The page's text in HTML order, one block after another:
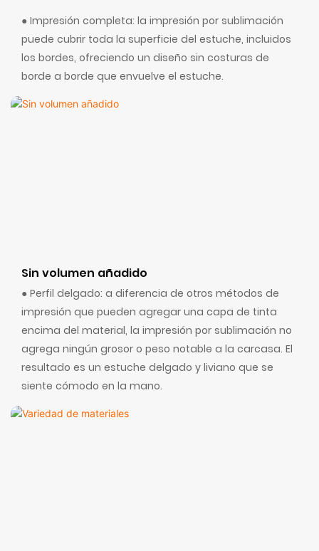
● Impresión completa: la impresión por sublimación
puede cubrir toda la superficie del estuche, incluidos
los bordes, ofreciendo un diseño sin costuras de
borde a borde que envuelve el estuche.
Sin volumen añadido
● Perfil delgado: a diferencia de otros métodos de
impresión que pueden agregar una capa de tinta
encima del material, la impresión por sublimación no
agrega ningún grosor o peso notable a la carcasa. El
resultado es un estuche delgado y liviano que se
siente cómodo en la mano.